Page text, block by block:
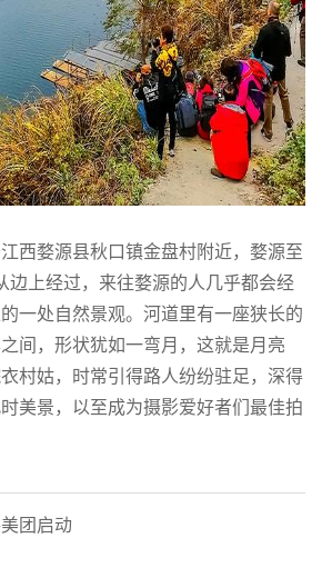
西婺源县秋口镇金盘村附近，婺源至
边上经过，来往婺源的人几乎都会经
一处自然景观。河道里有一座狭长的
间，形状犹如一弯月，这就是月亮
村姑，时常引得路人纷纷驻足，深得
美景，以至成为摄影爱好者们最佳拍